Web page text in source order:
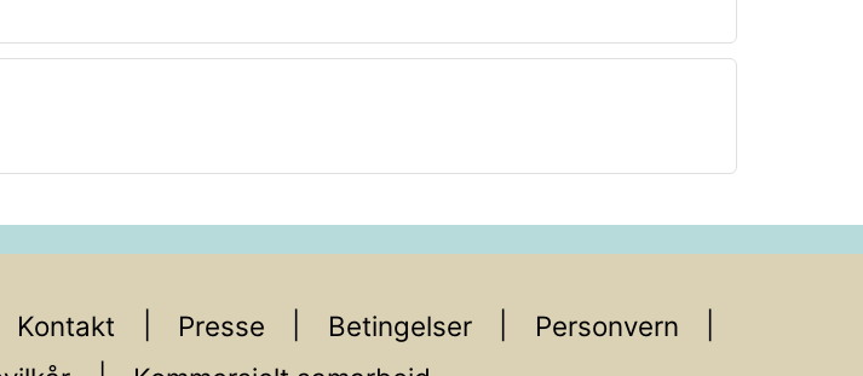
Kontakt Presse Betingelser
Personvern